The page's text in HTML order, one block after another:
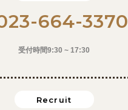
664-3370
受付時間9:30 ~ 17:30
Recruit